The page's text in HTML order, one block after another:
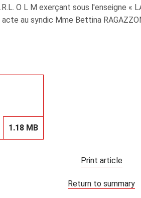
O L M exerçant sous l'enseigne «
au syndic Mme Bettina
1.18 MB
Print article
Return to summary